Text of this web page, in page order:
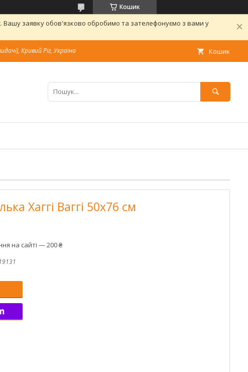
Кошик
заявку обов'язково обробимо та зателефонуємо з вами у
Кривий Ріг, Україна Кошик
Хаггі Ваггі 50х76 см
на сайті — 200 ₴
19131